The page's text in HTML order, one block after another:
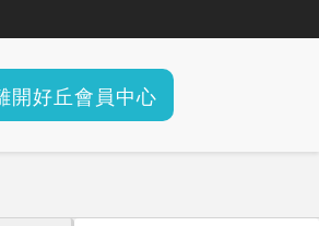
開好丘會員中心